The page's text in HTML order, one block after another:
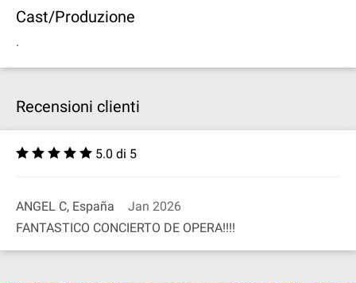
Cast/Produzione
.
Recensioni clienti
5.0 di 5
ANGEL C, España
Jan 2026
FANTASTICO CONCIERTO DE OPERA!!!!